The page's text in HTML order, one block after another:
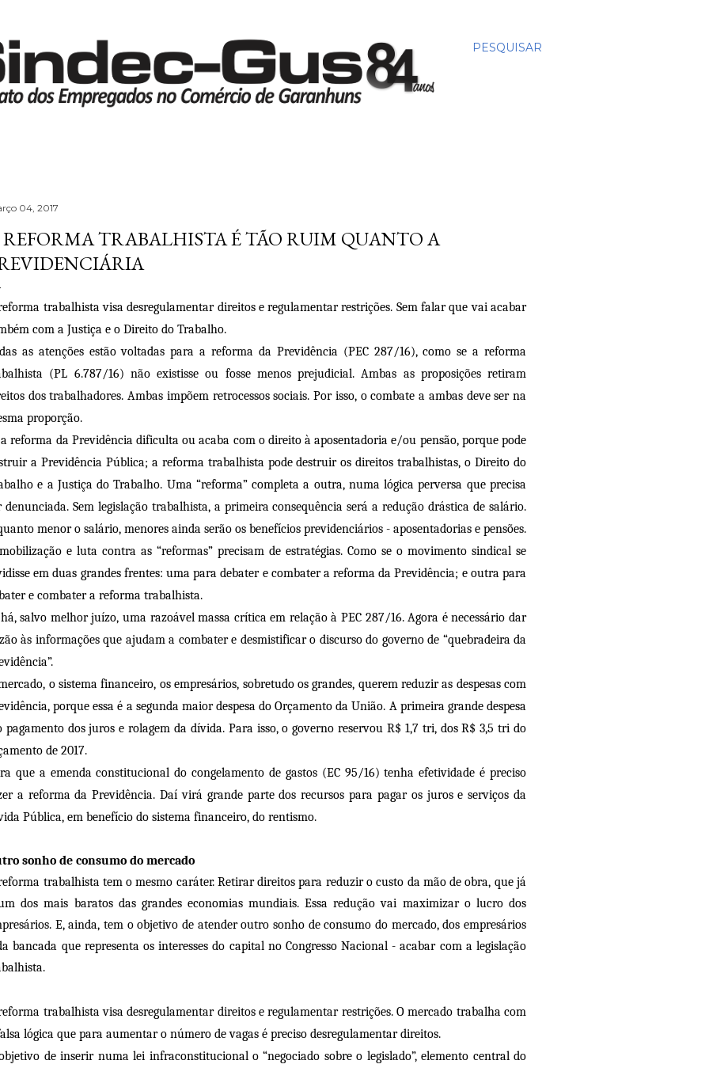
PESQUISAR
04, 2017
TRABALHISTA É TÃO RUIM QUANTO A
trabalhista visa desregulamentar direitos e regulamentar restrições. Sem falar que vai acabar
com a Justiça e o Direito do Trabalho.
as atenções estão voltadas para a reforma da Previdência (PEC 287/16), como se a reforma
(PL 6.787/16) não existisse ou fosse menos prejudicial. Ambas as proposições retiram
dos trabalhadores. Ambas impõem retrocessos sociais. Por isso, o combate a ambas deve ser na
proporção.
a reforma da Previdência dificulta ou acaba com o direito à aposentadoria e/ou pensão, porque pode
a Previdência Pública; a reforma trabalhista pode destruir os direitos trabalhistas, o Direito do
e a Justiça do Trabalho. Uma “reforma” completa a outra, numa lógica perversa que precisa
denunciada. Sem legislação trabalhista, a primeira consequência será a redução drástica de salário.
menor o salário, menores ainda serão os benefícios previdenciários - aposentadorias e pensões.
e luta contra as “reformas” precisam de estratégias. Como se o movimento sindical se
em duas grandes frentes: uma para debater e combater a reforma da Previdência; e outra para
e combater a reforma trabalhista.
salvo melhor juízo, uma razoável massa crítica em relação à PEC 287/16. Agora é necessário dar
às informações que ajudam a combater e desmistificar o discurso do governo de “quebradeira da
o sistema financeiro, os empresários, sobretudo os grandes, querem reduzir as despesas com
porque essa é a segunda maior despesa do Orçamento da União. A primeira grande despesa
pagamento dos juros e rolagem da dívida. Para isso, o governo reservou R$ 1,7 tri, dos R$ 3,5 tri do
de 2017.
que a emenda constitucional do congelamento de gastos (EC 95/16) tenha efetividade é preciso
a reforma da Previdência. Daí virá grande parte dos recursos para pagar os juros e serviços da
Pública, em benefício do sistema financeiro, do rentismo.
sonho de consumo do mercado
trabalhista tem o mesmo caráter. Retirar direitos para reduzir o custo da mão de obra, que já
dos mais baratos das grandes economias mundiais. Essa redução vai maximizar o lucro dos
E, ainda, tem o objetivo de atender outro sonho de consumo do mercado, dos empresários
bancada que representa os interesses do capital no Congresso Nacional - acabar com a legislação
trabalhista visa desregulamentar direitos e regulamentar restrições. O mercado trabalha com
lógica que para aumentar o número de vagas é preciso desregulamentar direitos.
de inserir numa lei infraconstitucional o “negociado sobre o legislado”, elemento central do